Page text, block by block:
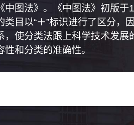
图法》。《中图法》初版
目以“＋”标识进行了区分
使分类法跟上科学技术发
和分类的准确性。